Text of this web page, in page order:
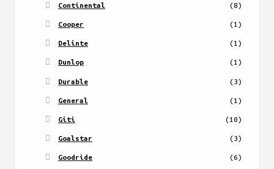
Continental (8)
Cooper (1)
Delinte (1)
Dunlop (1)
Durable (3)
General (1)
Giti (10)
Goalstar (3)
Goodride (6)